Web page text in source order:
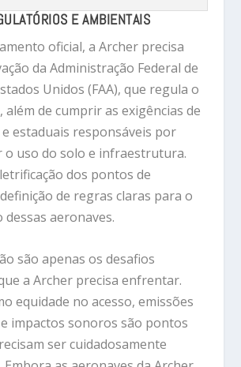
E AMBIENTAIS
oficial, a Archer precisa
da Administração Federal de
Unidos (FAA), que regula o
além de cumprir as exigências de
estaduais responsáveis por
o uso do solo e infraestrutura.
dos pontos de
de regras claras para o
aeronaves.
são apenas os desafios
a Archer precisa enfrentar.
equidade no acesso, emissões
impactos sonoros são pontos
ser cuidadosamente